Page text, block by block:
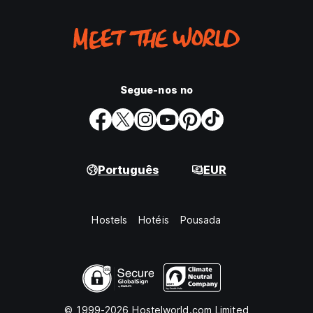
Segue-nos no
Português EUR
Hostels Hotéis Pousada
© 1999-2026 Hostelworld.com Limited